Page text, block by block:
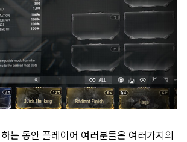
는 동안 플레이어 여러분들은 여러가지의